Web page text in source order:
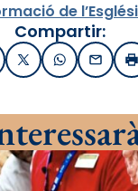
de
Compartir:
X / TwitterWhatsApp
Email